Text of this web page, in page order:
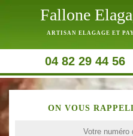
Fallone
ARTISAN ELAGAGE ET
04 82 29 44 56
ON VOUS